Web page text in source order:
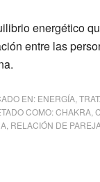
energético
entre las
EN: ENERGÍA
COMO:CHAKRA
RELACIÓN DE